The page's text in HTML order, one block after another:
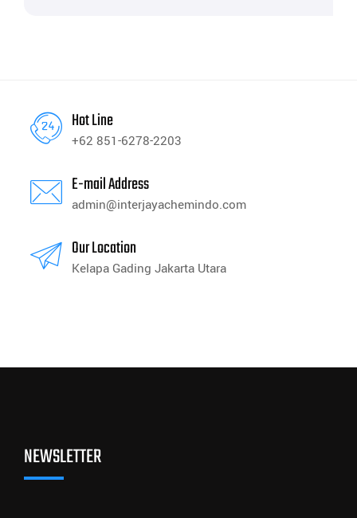
Hot Line
+62 851-6278-2203
E-mail Address
admin@interjayachemindo.com
Our Location
Kelapa Gading Jakarta Utara
NEWSLETTER